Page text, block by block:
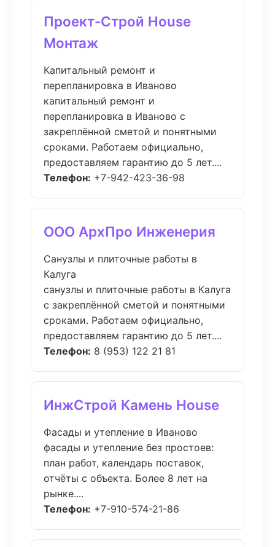
Проект-Строй House
Монтаж
Капитальный ремонт и
перепланировка в Иваново
капитальный ремонт и
перепланировка в Иваново с
закреплённой сметой и понятными
сроками. Работаем официально,
предоставляем гарантию до 5 лет....
Телефон: +7-942-423-36-98
ООО АрхПро Инженерия
Санузлы и плиточные работы в
Калуга
санузлы и плиточные работы в Калуга
с закреплённой сметой и понятными
сроками. Работаем официально,
предоставляем гарантию до 5 лет....
Телефон: 8 (953) 122 21 81
ИнжСтрой Камень House
Фасады и утепление в Иваново
фасады и утепление без простоев:
план работ, календарь поставок,
отчёты с объекта. Более 8 лет на
рынке....
Телефон: +7-910-574-21-86